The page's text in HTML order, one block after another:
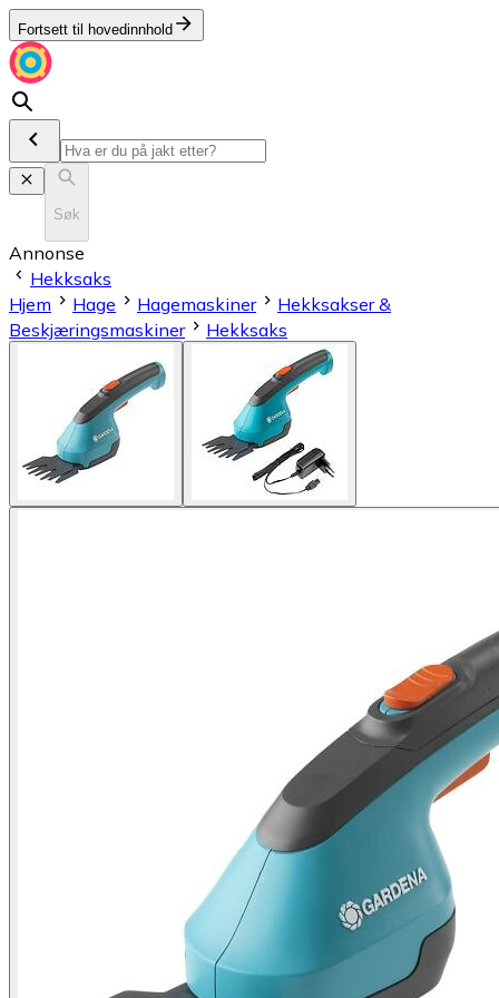
Fortsett til hovedinnhold
Søk
Annonse
Hekksaks
Hjem
Hage Hagemaskiner
Hekksakser &
Beskjæringsmaskiner
Hekksaks